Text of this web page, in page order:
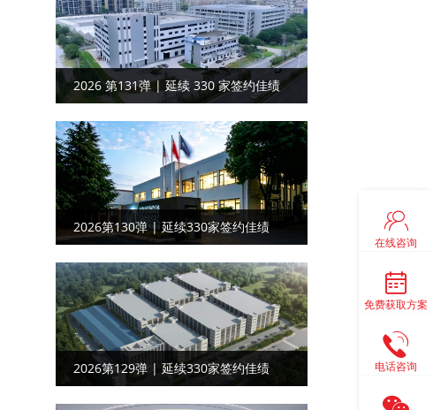
2026 第131弹 | 延续 330 家签约佳绩
——广东制冷设备客户携手共启工厂目
视化合作
2026第130弹 | 延续330家签约佳绩
——江苏化纤制造客户合作工厂目视化
2026第129弹 | 延续330家签约佳绩
——山东家居‌‌客户达成工厂目视化合作
在线咨询
免费获取方案
电话咨询